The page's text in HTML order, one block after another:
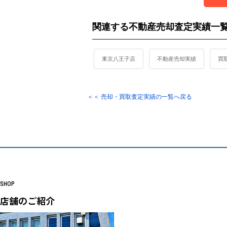
関連する不動産売却査定実績一
東京八王子店 不動産売却実績 買
＜＜ 売却・買取査定実績の一覧へ戻る
SHOP
店舗のご紹介